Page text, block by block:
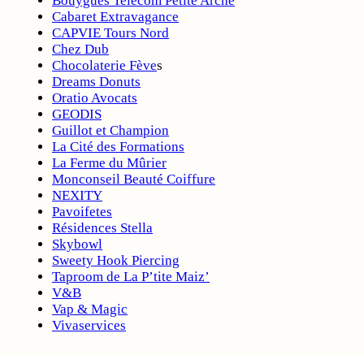
Cabaret Extravagance
CAPVIE Tours Nord
Chez Dub
Chocolaterie Fèves
Dreams Donuts
Oratio Avocats
GEODIS
Guillot et Champion
La Cité des Formations
La Ferme du Mûrier
Monconseil Beauté Coiffure
NEXITY
Pavoifetes
Résidences Stella
Skybowl
Sweety Hook Piercing
Taproom de La P’tite Maiz’
V&B
Vap & Magic
Vivaservices